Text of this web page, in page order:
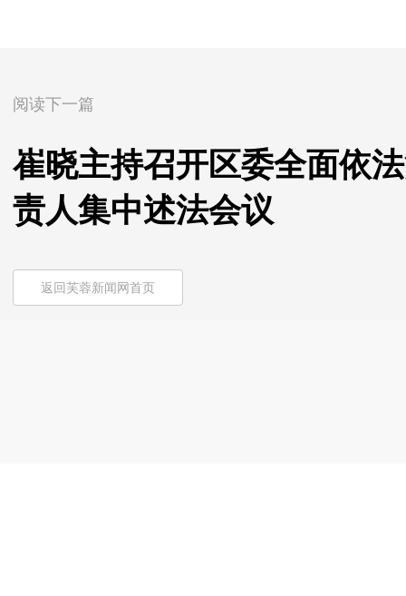
阅读下一篇
崔晓主持召开区委全面依
责人集中述法会议
返回芙蓉新闻网首页